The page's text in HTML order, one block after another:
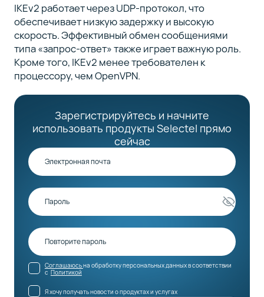
IKEv2 работает через UDP-протокол, что
обеспечивает низкую задержку и высокую
скорость. Эффективный обмен сообщениями
типа «запрос-ответ» также играет важную роль.
Кроме того, IKEv2 менее требователен к
процессору, чем OpenVPN.
Зарегистрируйтесь и начните
использовать продукты Selectel прямо
сейчас
Соглашаюсьна обработку персональных данных в соответствии
с Политикой
Я хочу получать новости о продуктах и услугах